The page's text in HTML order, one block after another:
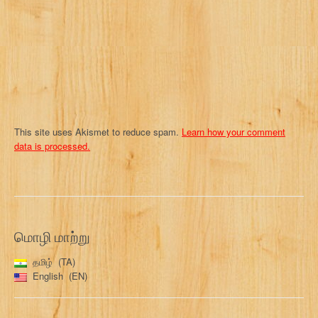
This site uses Akismet to reduce spam. Learn how your comment
data is processed.
மொழி மாற்று
தமிழ்
TA
English
EN